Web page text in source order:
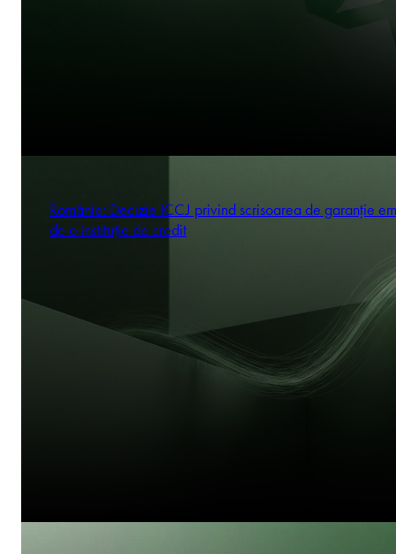
România: Decizie ICCJ privind scrisoarea de garanție
de o instituție de credit